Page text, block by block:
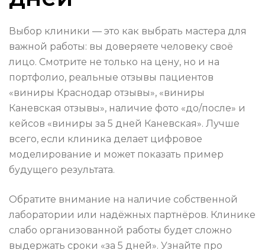
Выбор клиники — это как выбрать мастера для
важной работы: вы доверяете человеку своё
лицо. Смотрите не только на цену, но и на
портфолио, реальные отзывы пациентов
«виниры Краснодар отзывы», «виниры
Каневская отзывы», наличие фото «до/после» и
кейсов «виниры за 5 дней Каневская». Лучше
всего, если клиника делает цифровое
моделирование и может показать пример
будущего результата.
Обратите внимание на наличие собственной
лаборатории или надёжных партнёров. Клинике
слабо организованной работы будет сложно
выдержать сроки «за 5 дней». Узнайте про